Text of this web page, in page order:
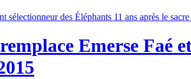
Emerse Faé